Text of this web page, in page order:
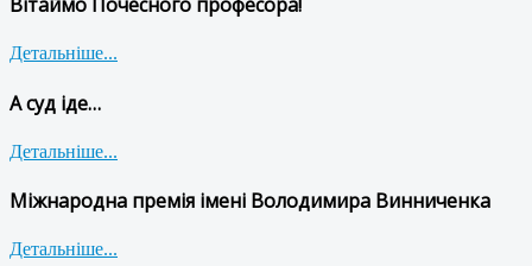
Детальніше...
А суд іде…
Детальніше...
Міжнародна премія імені Володимира Винниченка
Детальніше...